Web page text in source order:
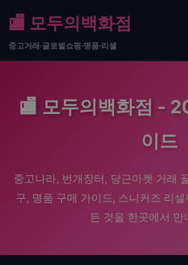
🏬 모두의백화점
중고거래·글로벌쇼핑·명품·리셀
🏬 모두의백화점 -
이드
중고나라, 번개장터, 당근마켓 거래
구, 명품 구매 가이드, 스니커즈 리
든 것을 한곳에서 만